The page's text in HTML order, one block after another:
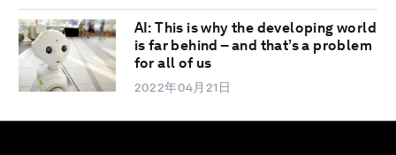
AI: This is why the developing world
is far behind – and that’s a problem
for all of us
2022年04月21日